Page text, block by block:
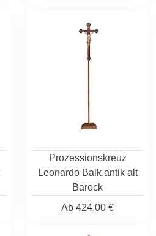
Prozessionskreuz
Leonardo Balk.antik alt
Barock
Ab 424,00 €